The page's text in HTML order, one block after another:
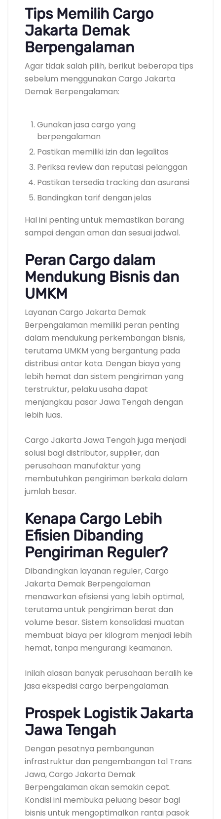
Tips Memilih Cargo
Jakarta Demak
Berpengalaman
Agar tidak salah pilih, berikut beberapa tips
sebelum menggunakan Cargo Jakarta
Demak Berpengalaman:
Gunakan jasa cargo yang
berpengalaman
Pastikan memiliki izin dan legalitas
Periksa review dan reputasi pelanggan
Pastikan tersedia tracking dan asuransi
Bandingkan tarif dengan jelas
Hal ini penting untuk memastikan barang
sampai dengan aman dan sesuai jadwal.
Peran Cargo dalam
Mendukung Bisnis dan
UMKM
Layanan Cargo Jakarta Demak
Berpengalaman memiliki peran penting
dalam mendukung perkembangan bisnis,
terutama UMKM yang bergantung pada
distribusi antar kota. Dengan biaya yang
lebih hemat dan sistem pengiriman yang
terstruktur, pelaku usaha dapat
menjangkau pasar Jawa Tengah dengan
lebih luas.
Cargo Jakarta Jawa Tengah juga menjadi
solusi bagi distributor, supplier, dan
perusahaan manufaktur yang
membutuhkan pengiriman berkala dalam
jumlah besar.
Kenapa Cargo Lebih
Efisien Dibanding
Pengiriman Reguler?
Dibandingkan layanan reguler, Cargo
Jakarta Demak Berpengalaman
menawarkan efisiensi yang lebih optimal,
terutama untuk pengiriman berat dan
volume besar. Sistem konsolidasi muatan
membuat biaya per kilogram menjadi lebih
hemat, tanpa mengurangi keamanan.
Inilah alasan banyak perusahaan beralih ke
jasa ekspedisi cargo berpengalaman.
Prospek Logistik Jakarta
Jawa Tengah
Dengan pesatnya pembangunan
infrastruktur dan pengembangan tol Trans
Jawa, Cargo Jakarta Demak
Berpengalaman akan semakin cepat.
Kondisi ini membuka peluang besar bagi
bisnis untuk mengoptimalkan rantai pasok